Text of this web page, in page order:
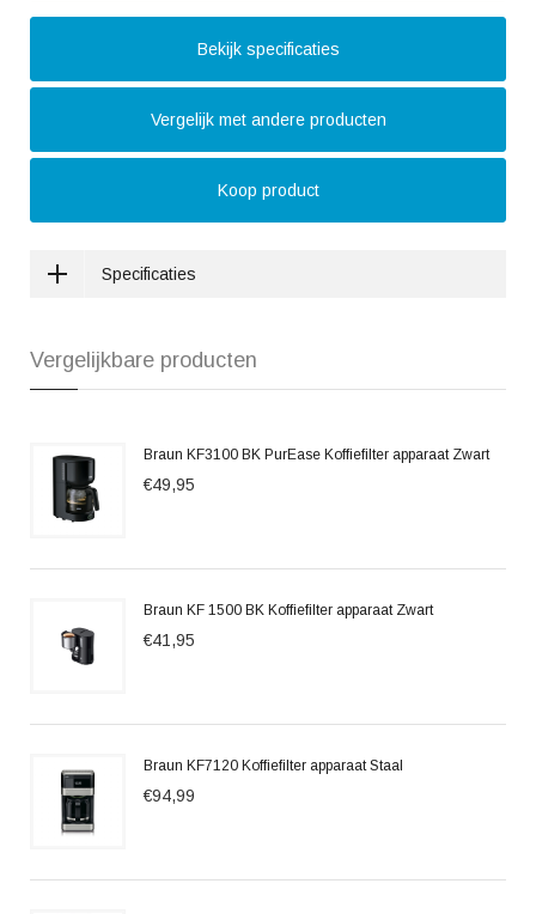
Bekijk specificaties
Vergelijk met andere producten
Koop product
Specificaties
Vergelijkbare producten
Braun KF3100 BK PurEase Koffiefilter apparaat Zwart
€49,95
Braun KF 1500 BK Koffiefilter apparaat Zwart
€41,95
Braun KF7120 Koffiefilter apparaat Staal
€94,99